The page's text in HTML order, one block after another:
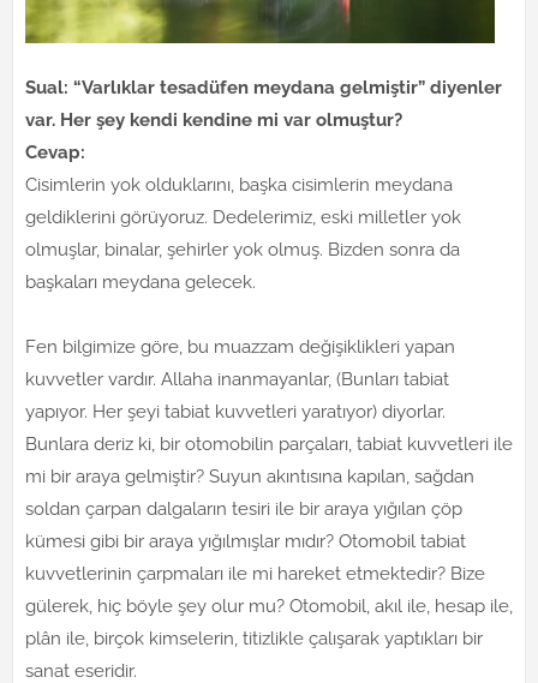
Sual: “Varlıklar tesadüfen meydana gelmiştir” diyenler
var. Her şey kendi kendine mi var olmuştur?
Cevap:
Cisimlerin yok olduklarını, başka cisimlerin meydana
geldiklerini görüyoruz. Dedelerimiz, eski milletler yok
olmuşlar, binalar, şehirler yok olmuş. Bizden sonra da
başkaları meydana gelecek.
Fen bilgimize göre, bu muazzam değişiklikleri yapan
kuvvetler vardır. Allaha inanmayanlar, (Bunları tabiat
yapıyor. Her şeyi tabiat kuvvetleri yaratıyor) diyorlar.
Bunlara deriz ki, bir otomobilin parçaları, tabiat kuvvetleri ile
mi bir araya gelmiştir? Suyun akıntısına kapılan, sağdan
soldan çarpan dalgaların tesiri ile bir araya yığılan çöp
kümesi gibi bir araya yığılmışlar mıdır? Otomobil tabiat
kuvvetlerinin çarpmaları ile mi hareket etmektedir? Bize
gülerek, hiç böyle şey olur mu? Otomobil, akıl ile, hesap ile,
plân ile, birçok kimselerin, titizlikle çalışarak yaptıkları bir
sanat eseridir.